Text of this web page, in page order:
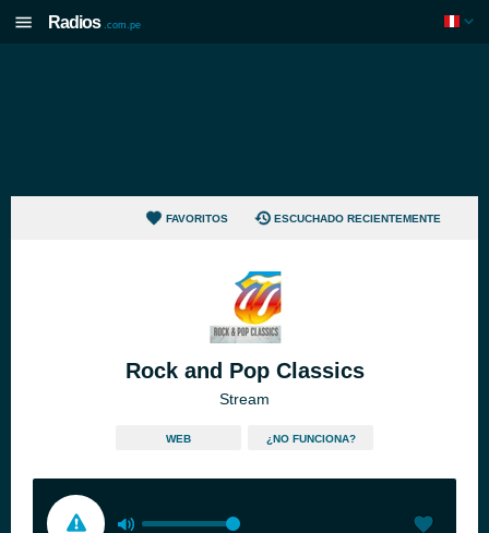
Radios .com.pe
FAVORITOS ESCUCHADO RECIENTEMENTE
Rock and Pop Classics
Stream
WEB ¿NO FUNCIONA?